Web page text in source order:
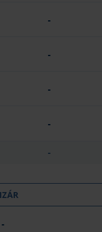
-
-
-
-
-
-